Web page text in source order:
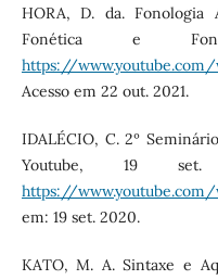
HORA, D. da. Fonologia
Fonética e
https://www.youtube.com/
Acesso em 22 out. 2021.
IDALÉCIO, C. 2º
Youtube, 19
https://www.youtube.com/
em: 19 set. 2020.
KATO, M. A. Sintaxe e